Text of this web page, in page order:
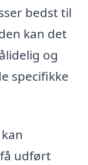
bedst til
kan det
og
specifikke
udført